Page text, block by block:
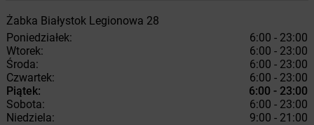
Żabka Białystok Legionowa 28
Poniedziałek:
6:00 - 23:00
Wtorek:
6:00 - 23:00
Środa:
6:00 - 23:00
Czwartek:
6:00 - 23:00
Piątek:
6:00 - 23:00
Sobota:
6:00 - 23:00
Niedziela:
9:00 - 21:00